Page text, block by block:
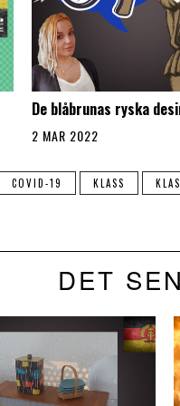
De blåbrunas ryska
2 MAR 2022
COVID-19 KLASS
DET